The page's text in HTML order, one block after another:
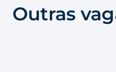
Outras